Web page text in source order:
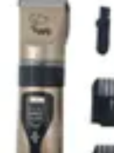
Habits Accessibles
Garde-Robe Conseils Mode Sportive
Éco-responsable
Habits Accessibles